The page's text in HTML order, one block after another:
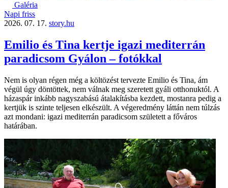
Galéria
Napi friss
2026. 07. 17. story.hu
Emilio és Tina kertje igazi mediterrán
paradicsom Gyálon – fotókkal
Nem is olyan régen még a költözést tervezte Emilio és Tina, ám
végül úgy döntöttek, nem válnak meg szeretett gyáli otthonuktól. A
házaspár inkább nagyszabású átalakításba kezdett, mostanra pedig a
kertjük is szinte teljesen elkészült. A végeredmény láttán nem túlzás
azt mondani: igazi mediterrán paradicsom született a főváros
határában.